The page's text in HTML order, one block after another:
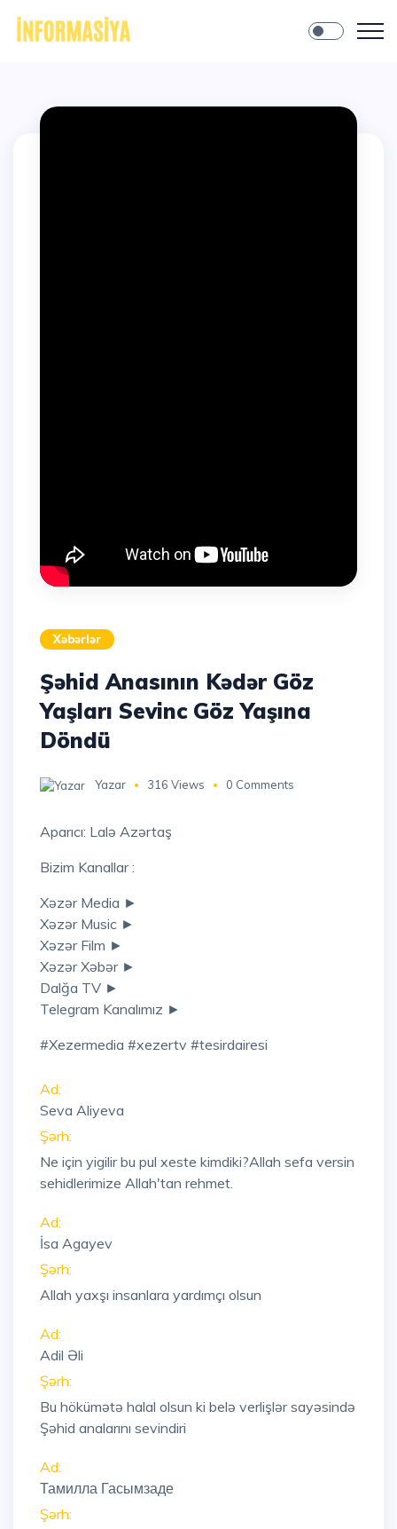
Xəbərlər
Şəhid Anasının Kədər Göz
Yaşları Sevinc Göz Yaşına
Döndü
Yazar 316 Views 0 Comments
Aparıcı: Lalə Azərtaş
Bizim Kanallar :
Xəzər Media ►
Xəzər Music ►
Xəzər Film ►
Xəzər Xəbər ►
Dalğa TV ►
Telegram Kanalımız ►
#xezermedia #xezertv #tesirdairesi
Ad:
Seva Aliyeva
Şərh:
Ne için yigilir bu pul xeste kimdiki?Allah sefa versin
sehidlerimize Allah'tan rehmet.
Ad:
İsa Agayev
Şərh:
Allah yaxşı insanlara yardımçı olsun
Ad:
Adil Əli
Şərh:
Bu hökümətə halal olsun ki belə verlişlər sayəsində
Şəhid analarını sevindiri
Ad:
Тамилла Гасымзаде
Şərh: